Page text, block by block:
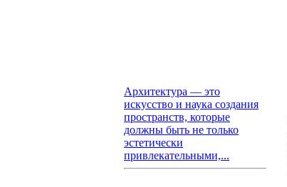
Архитектура — это
искусство и наука создания
пространств, которые
должны быть не только
эстетически
привлекательными,...